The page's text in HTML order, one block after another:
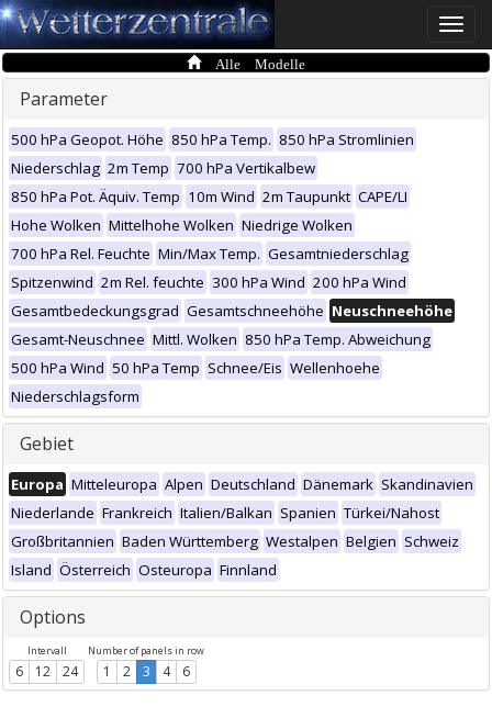
Toggle
Alle Modelle
Parameter
500 hPa Geopot. Höhe 850 hPa Temp. 850 hPa Stromlinien
Niederschlag 2m Temp 700 hPa Vertikalbew
850 hPa Pot. Äquiv. Temp 10m Wind 2m Taupunkt CAPE/LI
Hohe Wolken Mittelhohe Wolken Niedrige Wolken
700 hPa Rel. Feuchte Min/Max Temp. Gesamtniederschlag
Spitzenwind 2m Rel. feuchte 300 hPa Wind 200 hPa Wind
Gesamtbedeckungsgrad Gesamtschneehöhe Neuschneehöhe
Gesamt-Neuschnee Mittl. Wolken 850 hPa Temp. Abweichung
500 hPa Wind 50 hPa Temp Schnee/Eis Wellenhoehe
Niederschlagsform
Gebiet
Europa Mitteleuropa Alpen Deutschland Dänemark Skandinavien
Niederlande Frankreich Italien/Balkan Spanien Türkei/Nahost
Großbritannien Baden Württemberg Westalpen Belgien Schweiz
Island Österreich Osteuropa Finnland
Options
Intervall
6 12 24
Number of panels in row
1 2 3 4 6